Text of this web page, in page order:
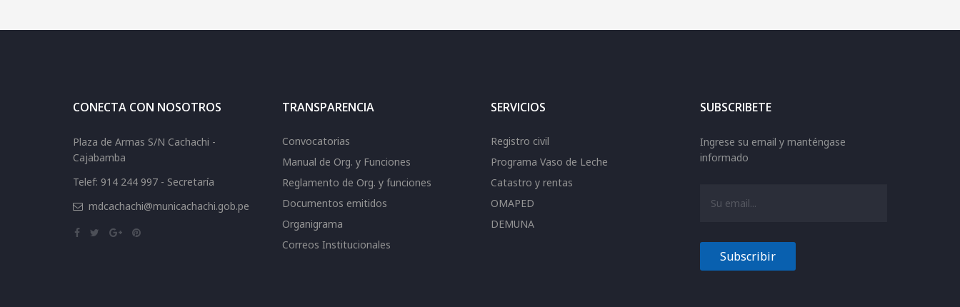
CONECTA CON NOSOTROS
Plaza de Armas S/N Cachachi -
Cajabamba
Telef: 914 244 997 - Secretaría
mdcachachi@municachachi.gob.pe
TRANSPARENCIA
Convocatorias
Manual de Org. y Funciones
Reglamento de Org. y funciones
Documentos emitidos
Organigrama
Correos Institucionales
SERVICIOS
Registro civil
Programa Vaso de Leche
Catastro y rentas
OMAPED
DEMUNA
SUBSCRIBETE
Ingrese su email y manténgase
informado